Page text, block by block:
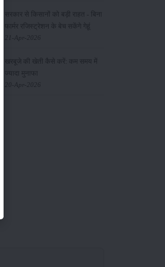
सरकार से किसानों को बड़ी राहत - बिना
फार्मर रजिस्ट्रेशन के बेच सकेंगे गेहूं
21-Apr-2026
खरबूजे की खेती कैसे करें: कम समय में
ज्यादा मुनाफा
20-Apr-2026